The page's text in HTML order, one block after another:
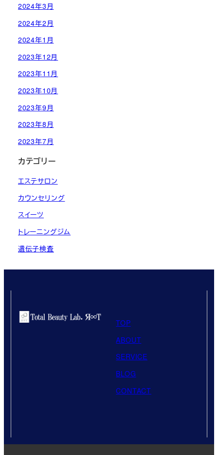
2024年3月
2024年2月
2024年1月
2023年12月
2023年11月
2023年10月
2023年9月
2023年8月
2023年7月
カテゴリー
エステサロン
カウンセリング
スイーツ
トレーニングジム
遺伝子検査
TOP
ABOUT
SERVICE
BLOG
CONTACT